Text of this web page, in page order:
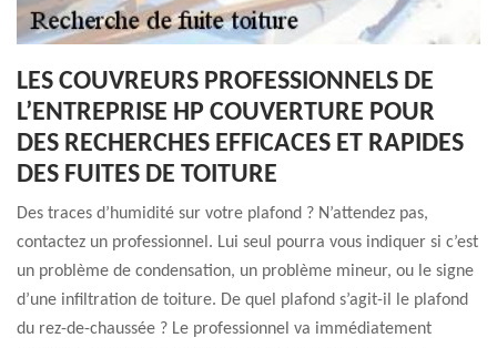
LES COUVREURS PROFESSIONNELS DE
L’ENTREPRISE HP COUVERTURE POUR
DES RECHERCHES EFFICACES ET RAPIDES
DES FUITES DE TOITURE
Des traces d’humidité sur votre plafond ? N’attendez pas,
contactez un professionnel. Lui seul pourra vous indiquer si c’est
un problème de condensation, un problème mineur, ou le signe
d’une infiltration de toiture. De quel plafond s’agit-il le plafond
du rez-de-chaussée ? Le professionnel va immédiatement